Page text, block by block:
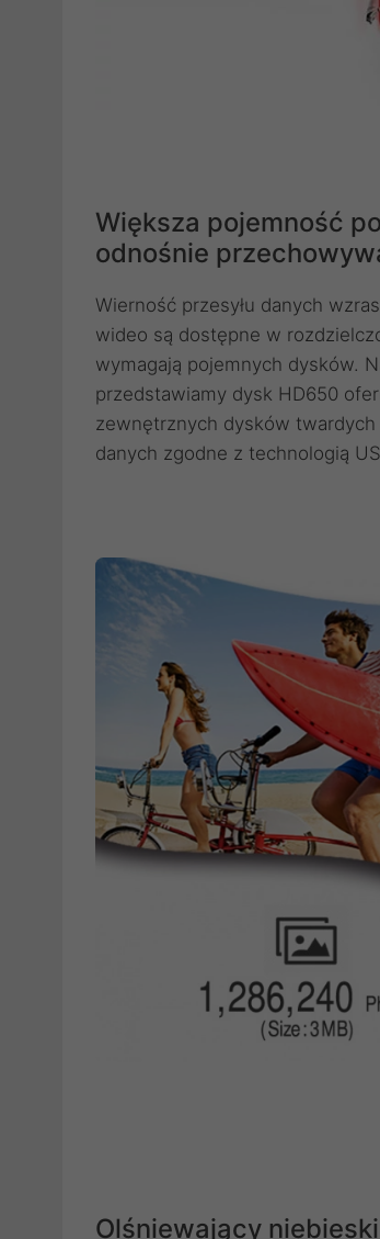
Większa pojemność
odnośnie
Wierność przesyłu danych
wideo są dostępne w
wymagają pojemnych dysków.
przedstawiamy dysk HD650
zewnętrznych dysków
danych zgodne z technologią
Olśniewający